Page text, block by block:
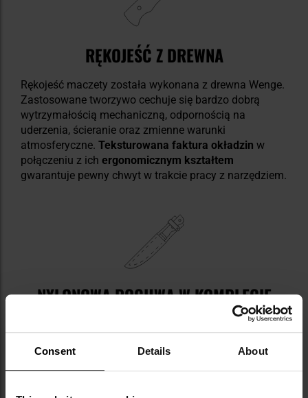
Consent Details About
RĘKOJEŚĆ Z DREWNA
Rękojeść maczety została wykonana z drewna Wenge.
Zastosowane tworzywo cechuje się bardzo dobrą
wytrzymałością mechaniczną, odpornością na
uderzenia, ścieranie oraz zmienne warunki
atmosferyczne. Teksturowana faktura okładzin w
połączeniu z ich ergonomicznym kształtem
gwarantuje pewny chwyt w trakcie pracy z narzędziem.
NYLONOWA POCHWA W KOMPLECIE
wykonana z odpornej
bezpieczne przechowywanie oraz przenoszenie
maczety.